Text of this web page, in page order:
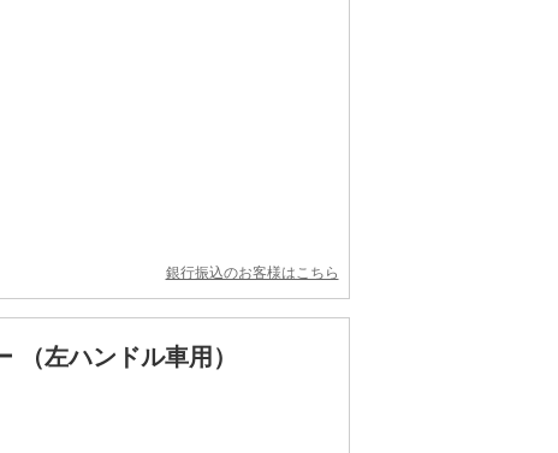
銀行振込のお客様はこちら
（左ハンドル車用）